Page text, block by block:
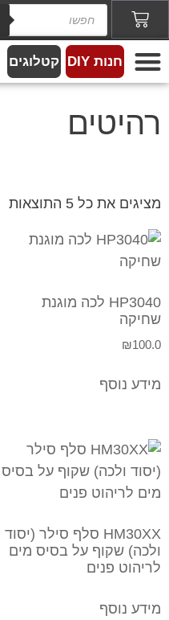
חנות DIY קטלוגים
רהיטים
מציגים את כל ⁦5⁩ התוצאות
HP3040 לכה מוגנת
שחיקה
₪100.0
מידע נוסף
HM30XX סלף סילר (יסוד
ולכה) שקוף על בסיס מים
לריהוט פנים
מידע נוסף